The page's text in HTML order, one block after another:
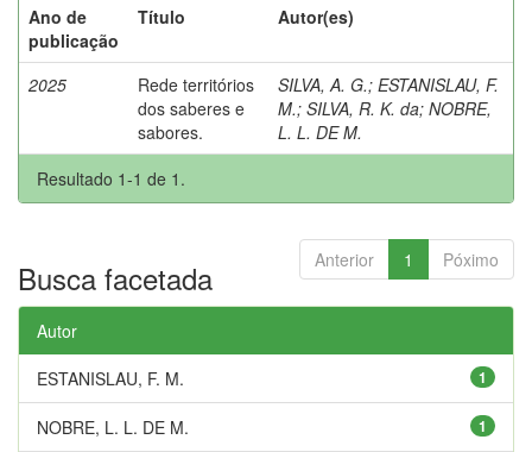
Ano de
publicação
Título Autor(es)
2025
Rede territórios
dos saberes e
sabores.
SILVA, A. G.; ESTANISLAU, F.
M.; SILVA, R. K. da; NOBRE,
L. L. DE M.
Resultado 1-1 de 1.
Anterior 1 Póximo
Busca facetada
Autor
1
ESTANISLAU, F. M.
1
NOBRE, L. L. DE M.